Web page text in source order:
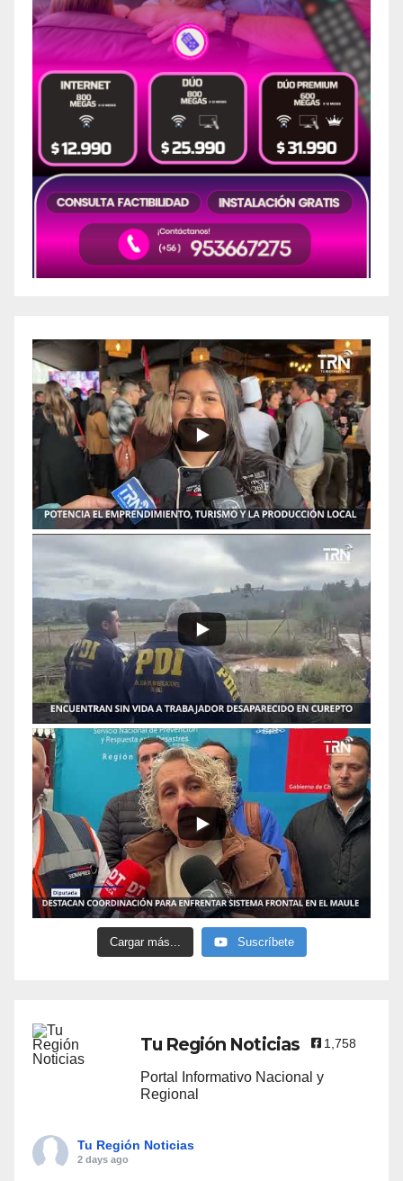
Cargar más... Suscríbete
Tu Región Noticias 1,758
Portal Informativo Nacional y
Regional
Tu Región Noticias
2 days ago